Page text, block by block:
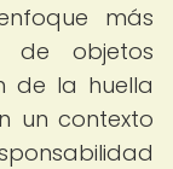
más
de objetos
de la huella
un contexto